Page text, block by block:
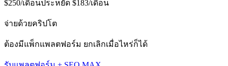
$250/เดือนประหยัด $183/เดือน
จ่ายด้วยคริปโต
ต้องมีแพ็กแพลตฟอร์ม ยกเลิกเมื่อไหร่ก็ได้